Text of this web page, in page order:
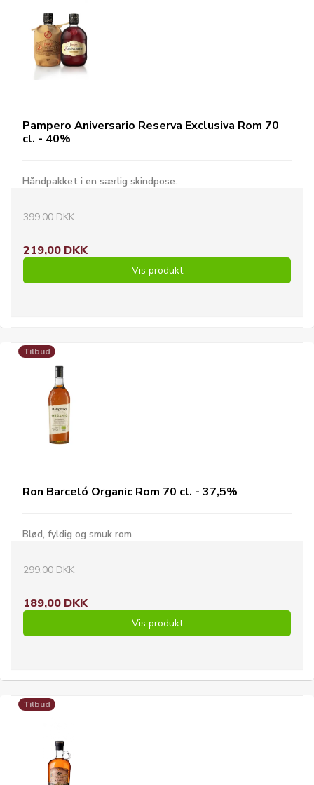
Pampero Aniversario Reserva Exclusiva Rom 70
cl. - 40%
Håndpakket i en særlig skindpose.
399,00 DKK
219,00 DKK
Vis produkt
Tilbud
Ron Barceló Organic Rom 70 cl. - 37,5%
Blød, fyldig og smuk rom
299,00 DKK
189,00 DKK
Vis produkt
Tilbud